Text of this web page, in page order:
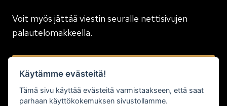
Voit myös jättää viestin seuralle nettisivujen
palautelomakkeella.
Käytämme evästeitä!
Tämä sivu käyttää evästeitä varmistaakseen, että saat
parhaan käyttökokemuksen sivustollamme.